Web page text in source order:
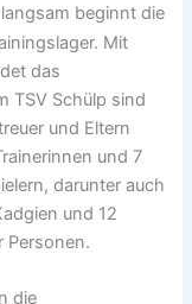
beginnt die
Mit
das
TSV Schülp sind
und Eltern
und 7
darunter auch
und 12
Personen.
die